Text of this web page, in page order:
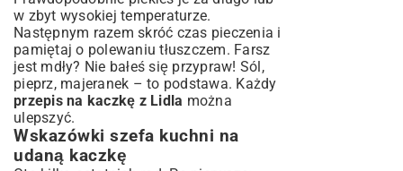
w zbyt wysokiej temperaturze.
Następnym razem skróć czas pieczenia i
pamiętaj o polewaniu tłuszczem. Farsz
jest mdły? Nie bałeś się przypraw! Sól,
pieprz, majeranek – to podstawa. Każdy
przepis na kaczkę z Lidla można
ulepszyć.
Wskazówki szefa kuchni na
udaną kaczkę